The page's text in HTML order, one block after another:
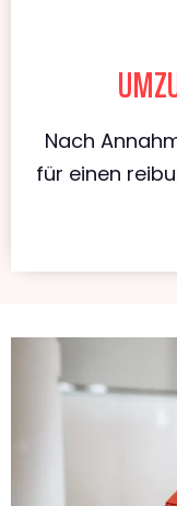
Nach
für einen